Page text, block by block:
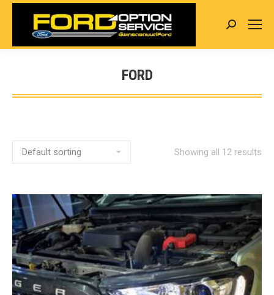
Search:
FORD
You are here:
Showing all 12 results